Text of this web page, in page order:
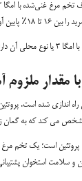
افت سطح تری گلیسرید خون است.
راه اندازی شده است.
می کند که به گمان
سلامت استخوان